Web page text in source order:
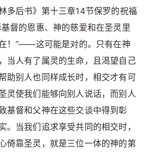
多后书》第十三章14节保罗的祝福
督的恩惠、神的慈爱和在圣灵里
！”——这可能是对的。只有在神
当人有了属灵的生命，且渴望自己
助别人也同样成长时，相交才有可
灵使我们能够向别人说话，而别人
基督和父神在这些交谈中得到彰
。当我们追求享受共同的相交时，
倚靠圣灵，就是三位一体的神的第